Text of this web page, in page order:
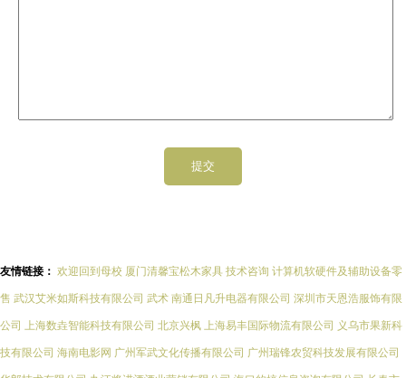
友情链接： 欢迎回到母校 厦门清馨宝松木家具 技术咨询 计算机软硬件及辅助设备零
售 武汉艾米如斯科技有限公司 武术 南通日凡升电器有限公司 深圳市天恩浩服饰有限
公司 上海数垚智能科技有限公司 北京兴枫 上海易丰国际物流有限公司 义乌市果新科
技有限公司 海南电影网 广州军武文化传播有限公司 广州瑞锋农贸科技发展有限公司